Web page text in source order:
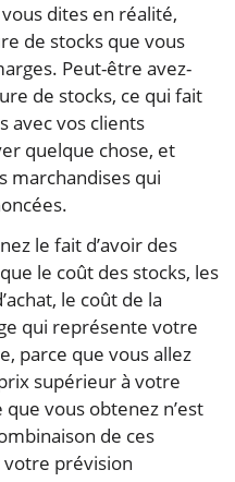
dites en réalité,
de stocks que vous
Peut-être avez-
de stocks, ce qui fait
avec vos clients
quelque chose, et
marchandises qui
le fait d’avoir des
le coût des stocks, les
le coût de la
qui représente votre
parce que vous allez
supérieur à votre
vous obtenez n’est
de ces
prévision